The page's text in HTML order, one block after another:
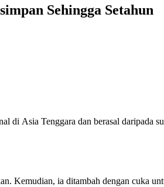
Sehingga Setahun
di Asia Tenggara dan berasal daripada
Kemudian, ia ditambah dengan cuka